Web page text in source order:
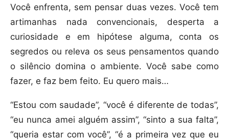
Você enfrenta, sem pensar duas vezes. Você tem
artimanhas nada convencionais, desperta a
curiosidade e em hipótese alguma, conta os
segredos ou releva os seus pensamentos quando
o silêncio domina o ambiente. Você sabe como
fazer, e faz bem feito. Eu quero mais…
“Estou com saudade”, “você é diferente de todas”,
“eu nunca amei alguém assim”, “sinto a sua falta”,
“queria estar com você”, “é a primeira vez que eu